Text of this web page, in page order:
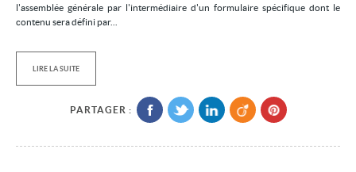
l'assemblée générale par l'intermédiaire d'un formulaire spécifique dont le
contenu sera défini par...
LIRE LA SUITE
PARTAGER :